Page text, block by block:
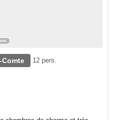
Comte 12 pers.